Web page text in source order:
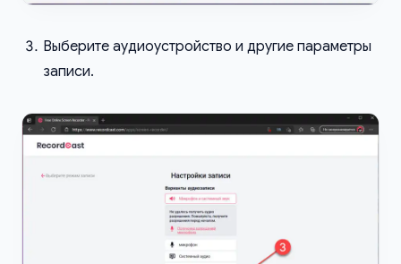
Выберите аудиоустройство и другие параметры
записи.